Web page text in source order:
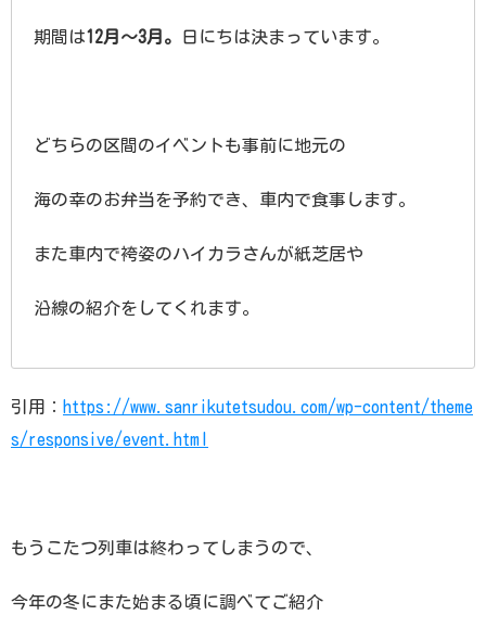
期間は12月〜3月。 日にちは決まっています。
どちらの区間のイベントも事前に地元の
海の幸のお弁当を予約でき、車内で食事します。
また車内で袴姿のハイカラさんが紙芝居や
沿線の紹介をしてくれます。
引用： https://www.sanrikutetsudou.com/wp-content/theme
s/responsive/event.html
もうこたつ列車は終わってしまうので、
今年の冬にまた始まる頃に調べてご紹介